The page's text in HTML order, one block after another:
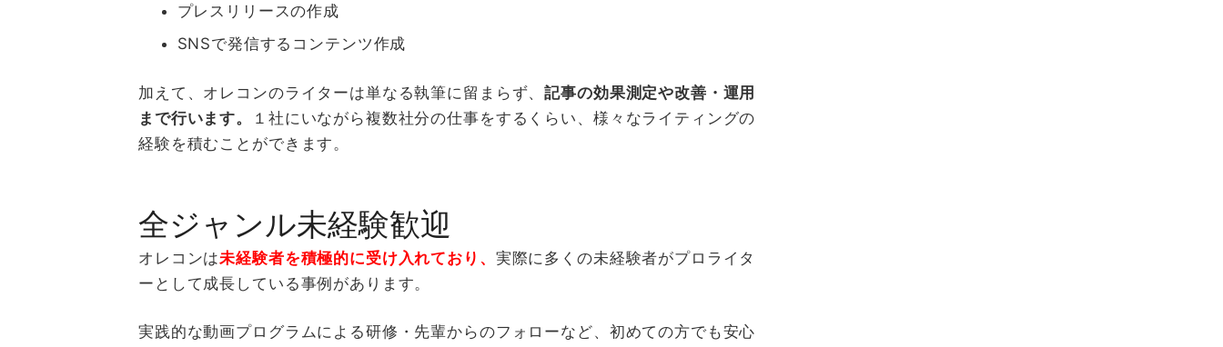
プレスリリースの作成
SNSで発信するコンテンツ作成
加えて、オレコンのライターは単なる執筆に留まらず、記事の効果測定や改善・運用
まで行います。
１社にいながら複数社分の仕事をするくらい、様々なライティングの
経験を積むことができます。
全ジャンル未経験歓迎
オレコンは未経験者を積極的に受け入れており、 実際に多くの未経験者がプロライタ
ーとして成長している事例があります。
実践的な動画プログラムによる研修・先輩からのフォローなど、初めての方でも安心